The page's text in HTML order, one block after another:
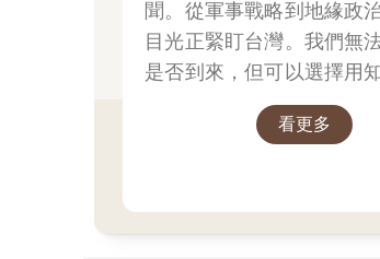
聞。從軍事戰略到地緣政
目光正緊盯台灣。我們無
是否到來，但可以選擇用
看更多